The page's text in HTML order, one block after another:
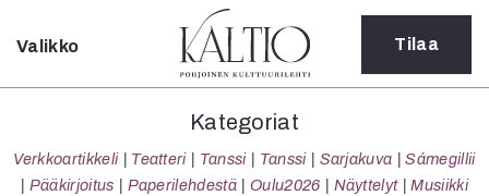
Sulje
Kategoriat
Verkkoartikkeli
Teatteri
Valikko Tilaa
Kategoriat
Verkkoartikkeli Teatteri Tanssi Tanssi Sarjakuva
Sámegillii
Pääkirjoitus
Paperilehdestä Oulu2026 Näyttelyt
Musiikki